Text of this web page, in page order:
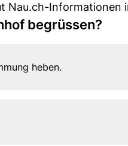
Nau.ch-
begrüssen?
heben.